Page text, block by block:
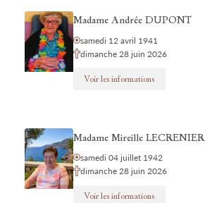
Madame Andrée DUPONT
samedi 12 avril 1941
dimanche 28 juin 2026
Voir les informations
Madame Mireille LECRENIER
samedi 04 juillet 1942
dimanche 28 juin 2026
Voir les informations